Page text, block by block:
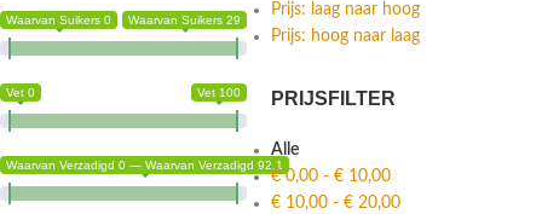
Waarvan Suikers 0 Waarvan Suikers 29
Vet 0 Vet 100
Waarvan Verzadigd 0 — Waarvan Verzadigd 92.1
Prijs: laag naar hoog
Prijs: hoog naar laag
PRIJSFILTER
Alle
€0,00 - € 10,00
€ 10,00 - € 20,00